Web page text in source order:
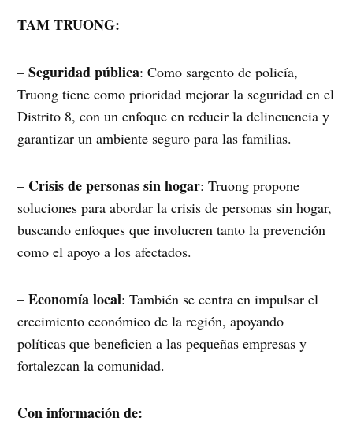
TAM TRUONG:
–Seguridad pública: Como sargento de policía,
Truong tiene como prioridad mejorar la seguridad en el
Distrito 8, con un enfoque en reducir la delincuencia y
garantizar un ambiente seguro para las familias.
– Crisis de personas sin hogar: Truong propone
soluciones para abordar la crisis de personas sin hogar,
buscando enfoques que involucren tanto la prevención
como el apoyo a los afectados.
–Economía local: También se centra en impulsar el
crecimiento económico de la región, apoyando
políticas que beneficien a las pequeñas empresas y
fortalezcan la comunidad.
Con información de: